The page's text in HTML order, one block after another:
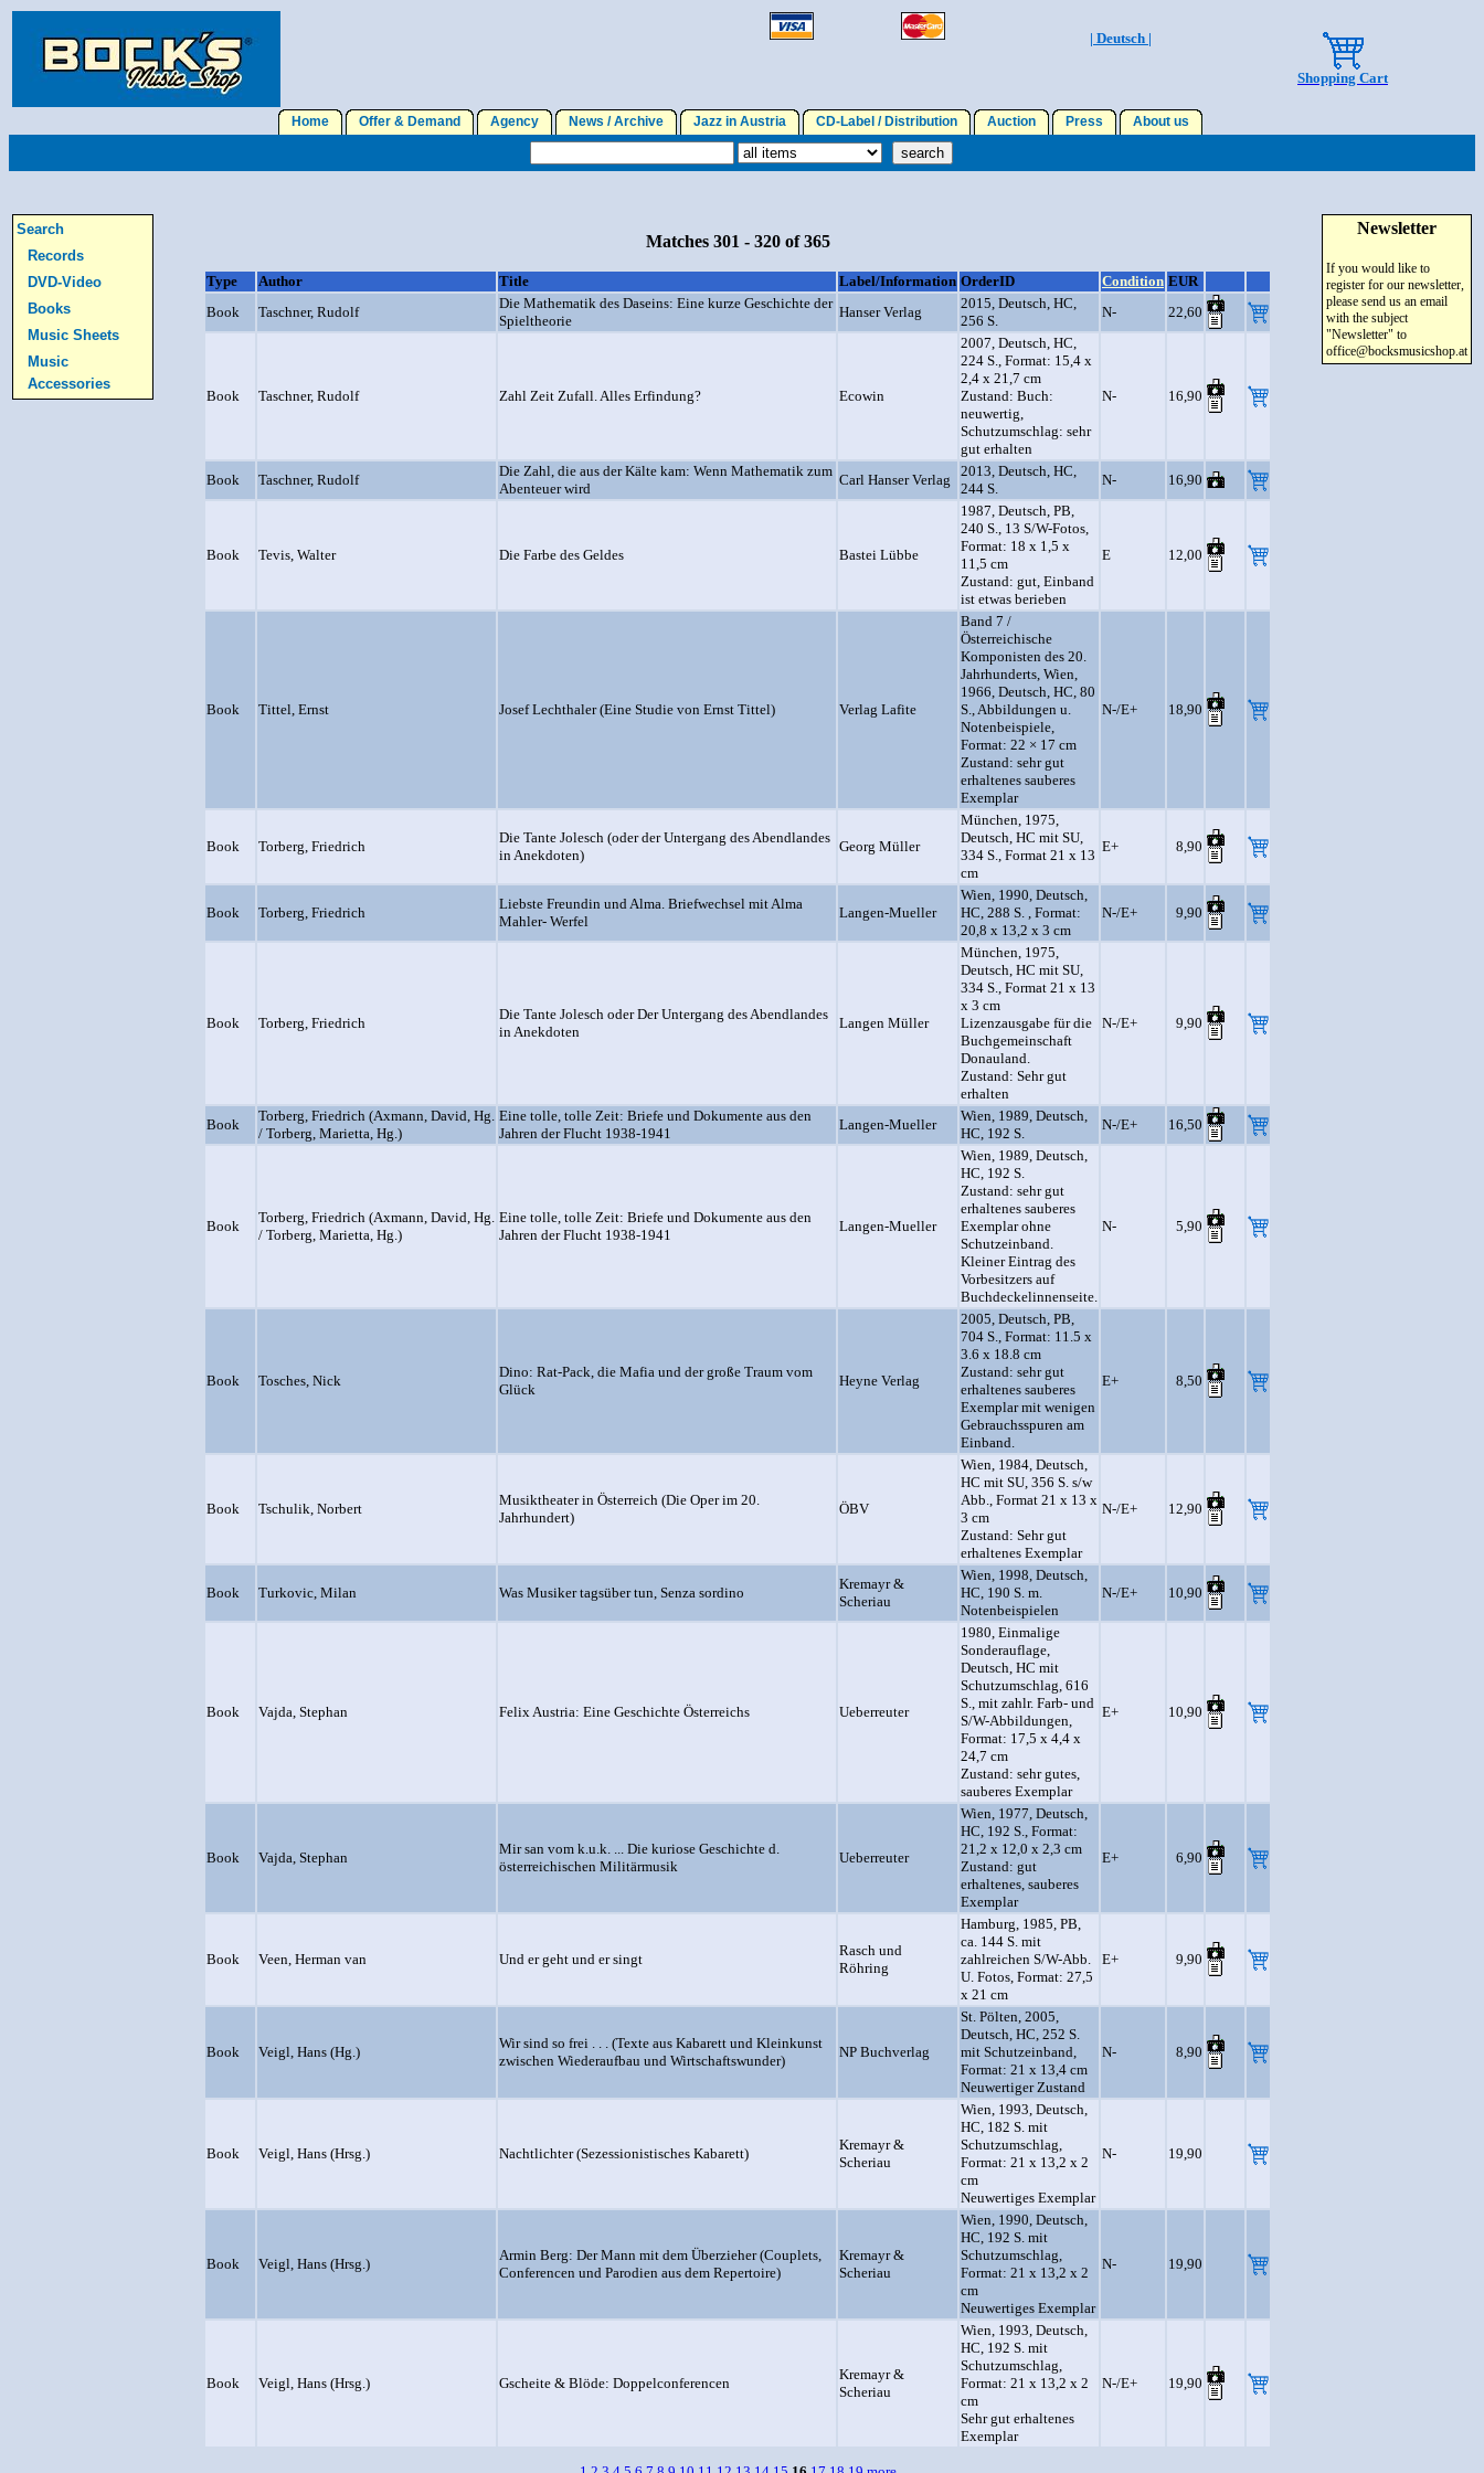
| Deutsch |
Shopping Cart
Home Offer & Demand Agency News / Archive Jazz in Austria CD-Label / Distribution Auction Press About us
Search
Records
DVD-Video
Books
Music Sheets
Music
Accessories
Matches 301 - 320 of 365
Type Author Title Label/Information OrderID Condition EUR
Book
Taschner, Rudolf
Die Mathematik des Daseins: Eine kurze Geschichte der
Spieltheorie
Hanser Verlag
2015, Deutsch, HC,
256 S.
N- 22,60
Book Taschner, Rudolf Zahl Zeit Zufall. Alles Erfindung? Ecowin
2007, Deutsch, HC,
224 S., Format: 15,4 x
2,4 x 21,7 cm
Zustand: Buch:
neuwertig,
Schutzumschlag: sehr
gut erhalten
N- 16,90
Book Taschner, Rudolf
Die Zahl, die aus der Kälte kam: Wenn Mathematik zum
Abenteuer wird
Carl Hanser Verlag
2013, Deutsch, HC,
244 S.
N- 16,90
Book Tevis, Walter Die Farbe des Geldes Bastei Lübbe
1987, Deutsch, PB,
240 S., 13 S/W-Fotos,
Format: 18 x 1,5 x
11,5 cm
Zustand: gut, Einband
ist etwas berieben
E 12,00
Book Tittel, Ernst Josef Lechthaler (Eine Studie von Ernst Tittel) Verlag Lafite
Band 7 /
Österreichische
Komponisten des 20.
Jahrhunderts, Wien,
1966, Deutsch, HC, 80
S., Abbildungen u.
Notenbeispiele,
Format: 22 × 17 cm
Zustand: sehr gut
erhaltenes sauberes
Exemplar
N-/E+ 18,90
Book Torberg, Friedrich
Die Tante Jolesch (oder der Untergang des Abendlandes
in Anekdoten)
Georg Müller
München, 1975,
Deutsch, HC mit SU,
334 S., Format 21 x 13
cm
E+ 8,90
Book Torberg, Friedrich
Liebste Freundin und Alma. Briefwechsel mit Alma
Mahler- Werfel
Langen-Mueller
Wien, 1990, Deutsch,
HC, 288 S. , Format:
20,8 x 13,2 x 3 cm
N-/E+ 9,90
Book Torberg, Friedrich
Die Tante Jolesch oder Der Untergang des Abendlandes
in Anekdoten
Langen Müller
München, 1975,
Deutsch, HC mit SU,
334 S., Format 21 x 13
x 3 cm
Lizenzausgabe für die
Buchgemeinschaft
Donauland.
Zustand: Sehr gut
erhalten
N-/E+ 9,90
Book
Torberg, Friedrich (Axmann, David, Hg.
/ Torberg, Marietta, Hg.)
Eine tolle, tolle Zeit: Briefe und Dokumente aus den
Jahren der Flucht 1938-1941
Langen-Mueller
Wien, 1989, Deutsch,
HC, 192 S.
N-/E+ 16,50
Book
Torberg, Friedrich (Axmann, David, Hg.
/ Torberg, Marietta, Hg.)
Eine tolle, tolle Zeit: Briefe und Dokumente aus den
Jahren der Flucht 1938-1941
Langen-Mueller
Wien, 1989, Deutsch,
HC, 192 S.
Zustand: sehr gut
erhaltenes sauberes
Exemplar ohne
Schutzeinband.
Kleiner Eintrag des
Vorbesitzers auf
Buchdeckelinnenseite.
N- 5,90
Book Tosches, Nick
Dino: Rat-Pack, die Mafia und der große Traum vom
Glück
Heyne Verlag
2005, Deutsch, PB,
704 S., Format: 11.5 x
3.6 x 18.8 cm
Zustand: sehr gut
erhaltenes sauberes
Exemplar mit wenigen
Gebrauchsspuren am
Einband.
E+ 8,50
Book Tschulik, Norbert
Musiktheater in Österreich (Die Oper im 20.
Jahrhundert)
ÖBV
Wien, 1984, Deutsch,
HC mit SU, 356 S. s/w
Abb., Format 21 x 13 x
3 cm
Zustand: Sehr gut
erhaltenes Exemplar
N-/E+ 12,90
Book Turkovic, Milan Was Musiker tagsüber tun, Senza sordino
Kremayr &
Scheriau
Wien, 1998, Deutsch,
HC, 190 S. m.
Notenbeispielen
N-/E+ 10,90
Book Vajda, Stephan Felix Austria: Eine Geschichte Österreichs Ueberreuter
1980, Einmalige
Sonderauflage,
Deutsch, HC mit
Schutzumschlag, 616
S., mit zahlr. Farb- und
S/W-Abbildungen,
Format: 17,5 x 4,4 x
24,7 cm
Zustand: sehr gutes,
sauberes Exemplar
E+ 10,90
Book Vajda, Stephan
Mir san vom k.u.k. ... Die kuriose Geschichte d.
österreichischen Militärmusik
Ueberreuter
Wien, 1977, Deutsch,
HC, 192 S., Format:
21,2 x 12,0 x 2,3 cm
Zustand: gut
erhaltenes, sauberes
Exemplar
E+ 6,90
Book Veen, Herman van Und er geht und er singt
Rasch und
Röhring
Hamburg, 1985, PB,
ca. 144 S. mit
zahlreichen S/W-Abb.
U. Fotos, Format: 27,5
x 21 cm
E+ 9,90
Book Veigl, Hans (Hg.)
Wir sind so frei . . . (Texte aus Kabarett und Kleinkunst
zwischen Wiederaufbau und Wirtschaftswunder)
NP Buchverlag
St. Pölten, 2005,
Deutsch, HC, 252 S.
mit Schutzeinband,
Format: 21 x 13,4 cm
Neuwertiger Zustand
N- 8,90
Book Veigl, Hans (Hrsg.) Nachtlichter (Sezessionistisches Kabarett)
Kremayr &
Scheriau
Wien, 1993, Deutsch,
HC, 182 S. mit
Schutzumschlag,
Format: 21 x 13,2 x 2
cm
Neuwertiges Exemplar
N- 19,90
Book Veigl, Hans (Hrsg.)
Armin Berg: Der Mann mit dem Überzieher (Couplets,
Conferencen und Parodien aus dem Repertoire)
Kremayr &
Scheriau
Wien, 1990, Deutsch,
HC, 192 S. mit
Schutzumschlag,
Format: 21 x 13,2 x 2
cm
Neuwertiges Exemplar
N- 19,90
Book Veigl, Hans (Hrsg.) Gscheite & Blöde: Doppelconferencen
Kremayr &
Scheriau
Wien, 1993, Deutsch,
HC, 192 S. mit
Schutzumschlag,
Format: 21 x 13,2 x 2
cm
Sehr gut erhaltenes
Exemplar
N-/E+ 19,90
Newsletter
If you would like to
register for our newsletter,
please send us an email
with the subject
"Newsletter" to
office@bocksmusicshop.at